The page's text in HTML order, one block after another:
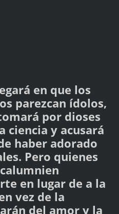
en que los
parezcan ídolos,
por dioses
ciencia y acusará
haber adorado
Pero quienes
en lugar de a la
vez de la
del amor y la